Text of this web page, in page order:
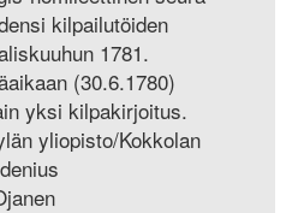
kilpailutöiden
1781.
(30.6.1780)
yksi kilpakirjoitus.
yliopisto/Kokkolan